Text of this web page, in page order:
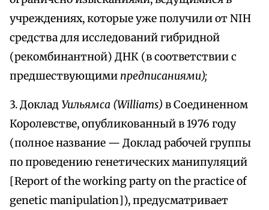
учреждениях, которые уже получили от NIH
средства для исследований гибридной
(рекомбинантной) ДНК (в соответствии с
предшествующими предписаниями);
3. Доклад Уильямса (Williams) в Соединенном
Королевстве, опубликованный в 1976 году
(полное название — Доклад рабочей группы
по проведению генетических манипуляций
[Report of the working party on the practice of
genetic manipulation]), предусматривает